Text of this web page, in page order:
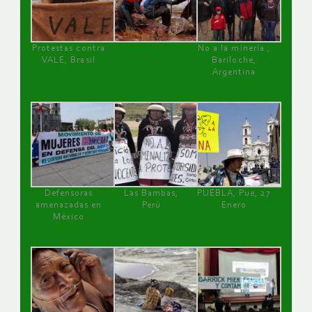
Protestas contra
VALE, Brasil
No a la minería ,
Bariloche,
Argentina
Defensoras
amenazadas en
México
Las Bambas,
Perú
PUEBLA, Pue, 27
Enero